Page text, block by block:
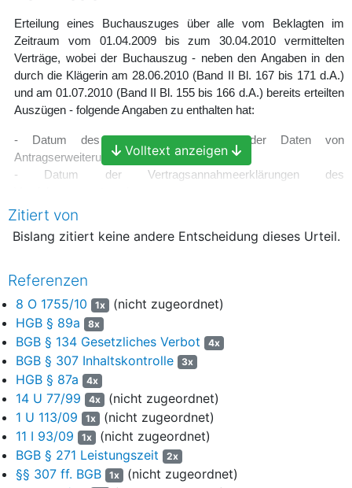
Erteilung eines Buchauszuges über alle vom Beklagten im
Zeitraum vom 01.04.2009 bis zum 30.04.2010 vermittelten
Verträge, wobei der Buchauszug - neben den Angaben in den
durch die Klägerin am 28.06.2010 (Band II Bl. 167 bis 171 d.A.)
und am 01.07.2010 (Band II Bl. 155 bis 166 d.A.) bereits erteilten
Auszügen - folgende Angaben zu enthalten hat:
- Datum des Antrags einschließlich der Daten von
Antragserweiterungen
- Datum der Vertragsannahmeerklärungen des
- Einlösedatum
Versicherungsnehmers an das Versicherungsunternehmen)
Datum und Art der ergriffenen Bestandserhaltungsmaßnahmen.
Im Übrigen wird die Klage abgewiesen.
Die weitergehende Berufung wird zurückgewiesen.
Von den Kosten des Rechtsstreits erster Instanz tragen die
Klägerin 28,6 % und der Beklagte 71,4 %.
Von den Kosten des Berufungsverfahrens tragen die Klägerin
23,8 % und der Beklagte 76,2 %.
Das Urteil ist vorläufig vollstreckbar.
Volltext anzeigen
Zitiert von
Bislang zitiert keine andere Entscheidung dieses Urteil.
Referenzen
8 O 1755/10 1x (nicht zugeordnet)
HGB § 89a
8x
BGB § 134 Gesetzliches Verbot 4x
BGB § 307 Inhaltskontrolle 3x
HGB § 87a 4x
14 U 77/99 4x (nicht zugeordnet)
1 U 113/09
1x (nicht zugeordnet)
11 I 93/09
1x (nicht zugeordnet)
BGB § 271 Leistungszeit
2x
§§ 307 ff. BGB 1x (nicht zugeordnet)